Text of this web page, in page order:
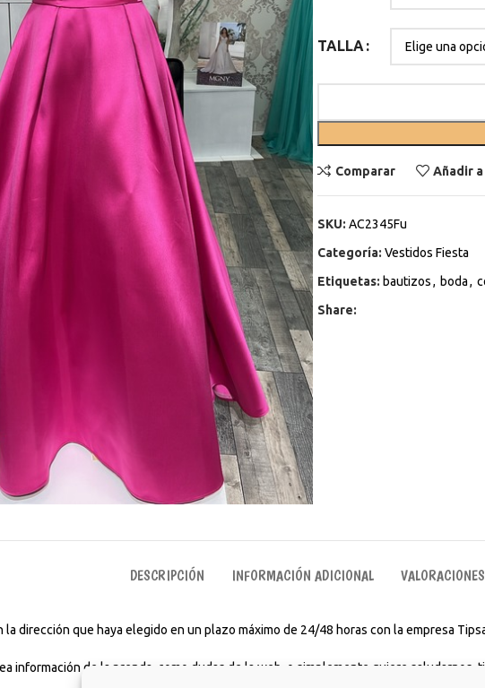
agrandar
TALLA
Comparar Añadir
SKU: AC2345Fu
Categoría: Vestidos Fiesta
Etiquetas: bautizos, boda,
Share:
DESCRIPCIÓN INFORMACIÓN ADICIONAL
dirección que haya elegido en un plazo máximo de 24/48 horas con la empresa
información de la prenda, como dudas de la web, o simplemente quiere